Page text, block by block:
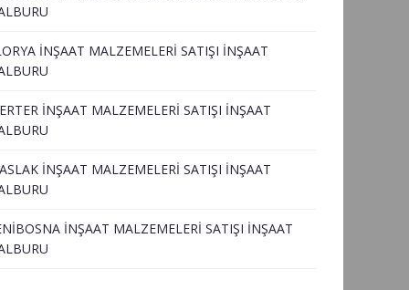
İNŞAAT MALZEMELERİ SATIŞI İNŞAAT
İNŞAAT MALZEMELERİ SATIŞI İNŞAAT
İNŞAAT MALZEMELERİ SATIŞI İNŞAAT
İNŞAAT MALZEMELERİ SATIŞI İNŞAAT